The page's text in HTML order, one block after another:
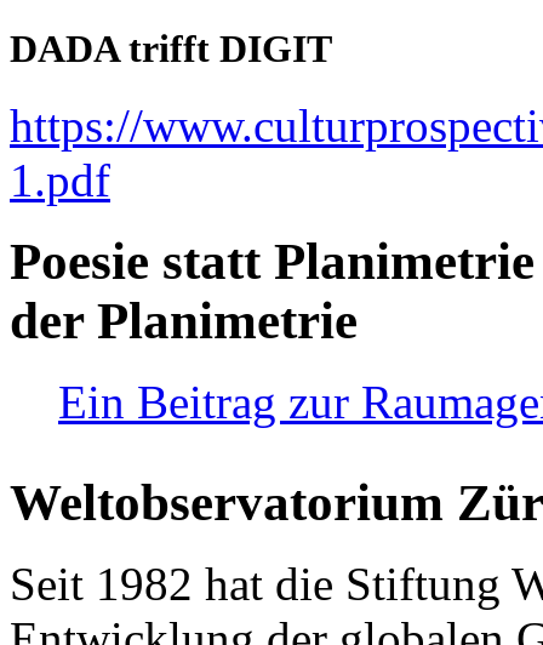
DADA trifft DIGIT
https://
1.pdf
Poesie statt
der Planimetrie
Ein Beitrag zur
Weltobservatorium
Seit 1982 hat die Stiftung